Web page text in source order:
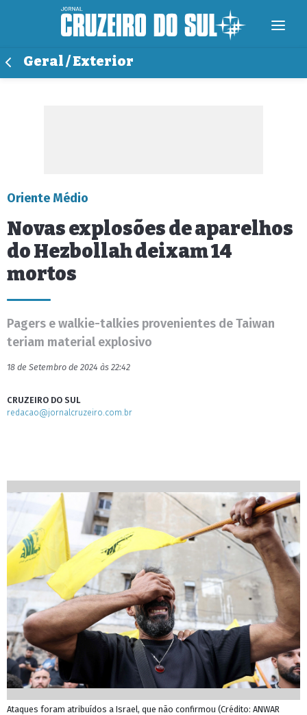
Geral / Exterior
Oriente Médio
Novas explosões de aparelhos
do Hezbollah deixam 14
mortos
Pagers e walkie-talkies provenientes de Taiwan
teriam material explosivo
18 de Setembro de 2024 às 22:42
CRUZEIRO DO SUL
redacao@jornalcruzeiro.com.br
Ataques foram atribuídos a Israel, que não confirmou (Crédito: ANWAR